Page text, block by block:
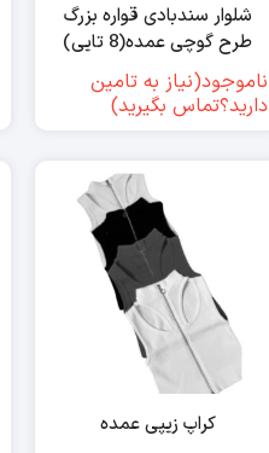
شلوار سندبادی قواره بزرگ
طرح گوچی عمده(8 تایی)
ناموجود(نیاز به تامین
دارید؟تماس بگیرید)
کراپ زیپی عمده